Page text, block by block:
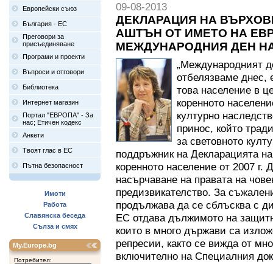
Европейски съюз
България - ЕС
Преговори за
присъединяване
Програми и проекти
Въпроси и отговори
Библиотека
Интернет магазин
Портал "ЕВРОПА" - За
нас; Етичен кодекс
Анкети
Твоят глас в ЕС
Пътна безопасност
Имоти
Работа
Славянска беседа
Сълза и смях
My.Europe.bg
Потребител:
09-08-2013
ДЕКЛАРАЦИЯ НА
АШТЪН ОТ ИМЕТО НА
МЕЖДУНАРОДНИЯ ДЕН
„Международният
отбелязваме днес,
това население в
коренното
културно
принос, който
за световното
поддръжник на Декларацията
коренното население от 2007 г.
насърчаване на правата на
предизвикателство. За
продължава да се сблъсква с
ЕС отдава дължимото на
които в много държави са
репресии, както се вижда от
включително на Специалния